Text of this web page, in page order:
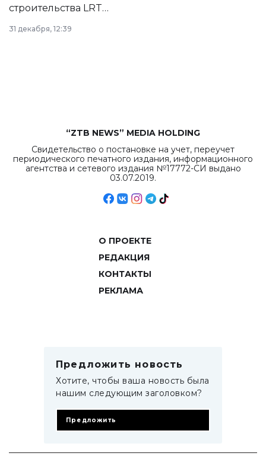
строительства LRT
в Астане из
республиканского
31 декабря, 12:39
“ZTB NEWS” MEDIA HOLDING
Свидетельство о постановке на учет, переучет
периодического печатного издания, информационного
агентства и сетевого издания №17772-СИ выдано
03.07.2019.
О ПРОЕКТЕ
РЕДАКЦИЯ
КОНТАКТЫ
РЕКЛАМА
Предложить новость
Хотите, чтобы ваша новость была
нашим следующим заголовком?
Предложить